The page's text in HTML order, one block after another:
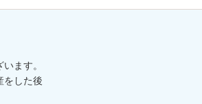
ます。
をした後